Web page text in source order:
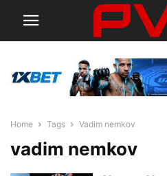
Home Tags Vadim nemkov
vadim nemkov